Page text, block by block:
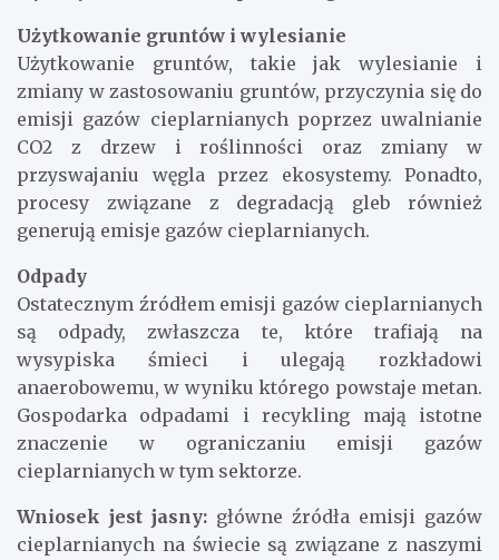
Użytkowanie gruntów i wylesianie
Użytkowanie gruntów, takie jak wylesianie i
zmiany w zastosowaniu gruntów, przyczynia się do
emisji gazów cieplarnianych poprzez uwalnianie
CO2 z drzew i roślinności oraz zmiany w
przyswajaniu węgla przez ekosystemy. Ponadto,
procesy związane z degradacją gleb również
generują emisje gazów cieplarnianych.
Odpady
Ostatecznym źródłem emisji gazów cieplarnianych
są odpady, zwłaszcza te, które trafiają na
wysypiska śmieci i ulegają rozkładowi
anaerobowemu, w wyniku którego powstaje metan.
Gospodarka odpadami i recykling mają istotne
znaczenie w ograniczaniu emisji gazów
cieplarnianych w tym sektorze.
Wniosek jest jasny: główne źródła emisji gazów
cieplarnianych na świecie są związane z naszymi